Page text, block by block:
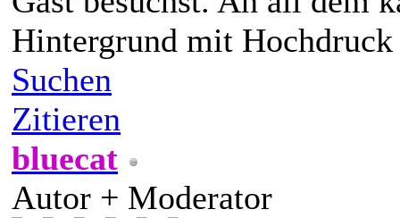
Hintergrund mit
Suchen
Zitieren
bluecat
Autor + Moderator